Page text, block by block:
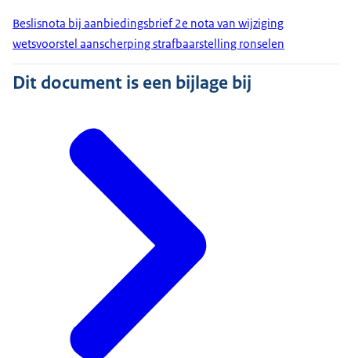
Beslisnota bij aanbiedingsbrief 2e nota van wijziging
wetsvoorstel aanscherping strafbaarstelling ronselen
Dit document is een bijlage bij